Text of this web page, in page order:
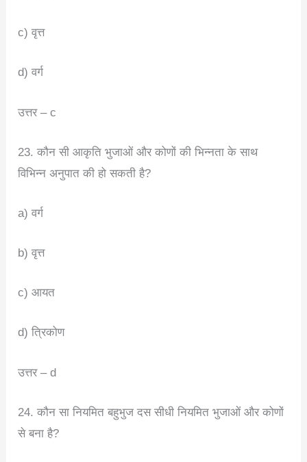
c) वृत्त
d) वर्ग
उत्तर – c
23. कौन सी आकृति भुजाओं और कोणों की भिन्नता के साथ
विभिन्न अनुपात की हो सकती है?
a) वर्ग
b) वृत्त
c) आयत
d) त्रिकोण
उत्तर – d
24. कौन सा नियमित बहुभुज दस सीधी नियमित भुजाओं और कोणों
से बना है?